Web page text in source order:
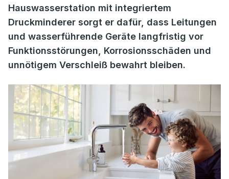
Hauswasserstation mit integriertem
Druckminderer sorgt er dafür, dass Leitungen
und wasserführende Geräte langfristig vor
Funktionsstörungen, Korrosionsschäden und
unnötigem Verschleiß bewahrt bleiben.